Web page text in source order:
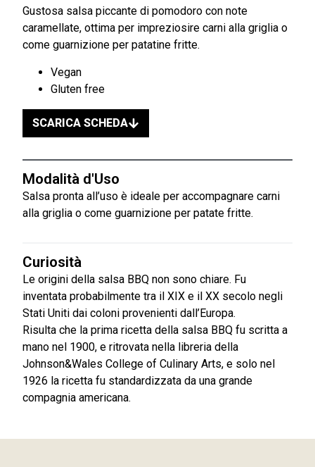
Gustosa salsa piccante di pomodoro con note
caramellate, ottima per impreziosire carni alla griglia o
come guarnizione per patatine fritte.
Vegan
Gluten free
SCARICA SCHEDA
Modalità d'Uso
Salsa pronta all’uso è ideale per accompagnare carni
alla griglia o come guarnizione per patate fritte.
Curiosità
Le origini della salsa BBQ non sono chiare. Fu
inventata probabilmente tra il XIX e il XX secolo negli
Stati Uniti dai coloni provenienti dall’Europa.
Risulta che la prima ricetta della salsa BBQ fu scritta a
mano nel 1900, e ritrovata nella libreria della
Johnson&Wales College of Culinary Arts, e solo nel
1926 la ricetta fu standardizzata da una grande
compagnia americana.